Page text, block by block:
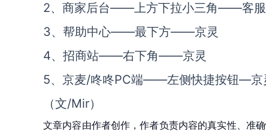
2、商家后台——上方下拉小三角——客
3、帮助中心——最下方——京灵
4、招商站——右下角——京灵
5、京麦/咚咚PC端——左侧快捷按钮—京
（文/Mir）
文章内容由作者创作，作者负责内容的真实性、准